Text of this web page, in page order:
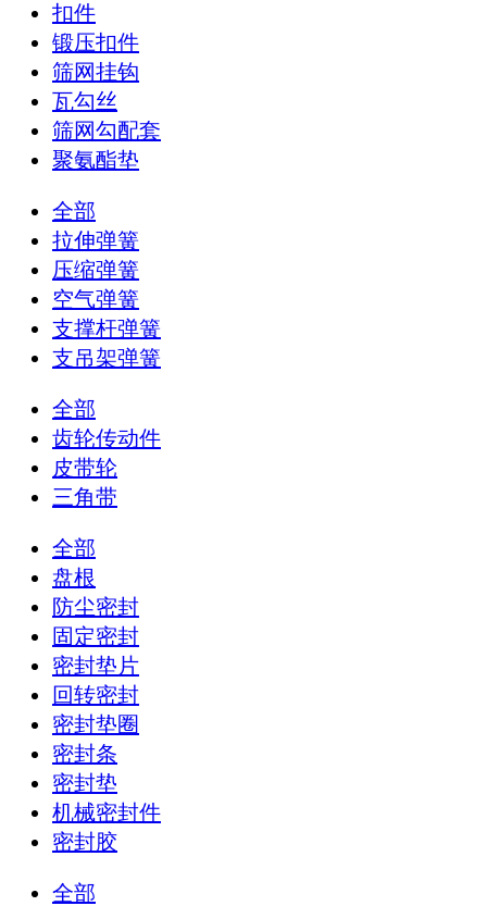
扣件
锻压扣件
筛网挂钩
瓦勾丝
筛网勾配套
聚氨酯垫
全部
拉伸弹簧
压缩弹簧
空气弹簧
支撑杆弹簧
支吊架弹簧
全部
齿轮传动件
皮带轮
三角带
全部
盘根
防尘密封
固定密封
密封垫片
回转密封
密封垫圈
密封条
密封垫
机械密封件
密封胶
全部